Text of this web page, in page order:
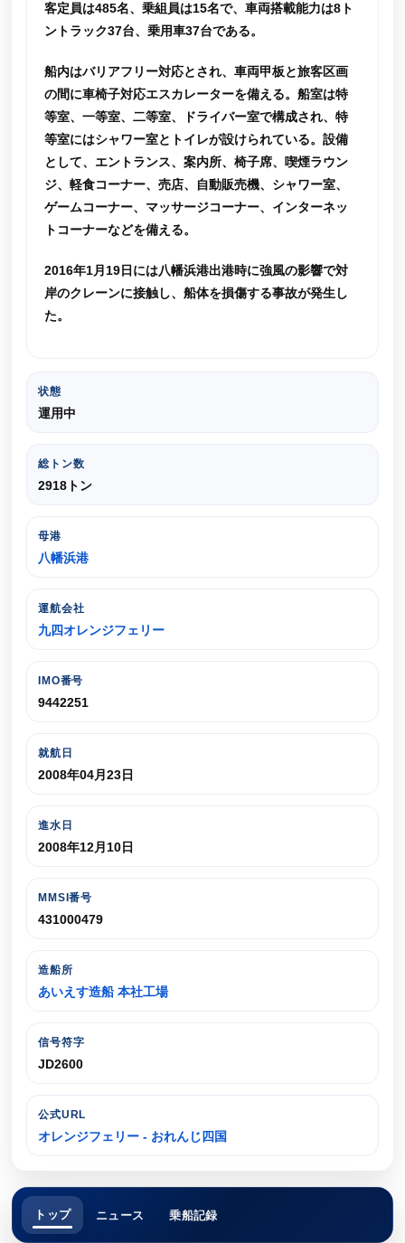
客定員は485名、乗組員は15名で、車両搭載能力は8ト
ントラック37台、乗用車37台である。
船内はバリアフリー対応とされ、車両甲板と旅客区画
の間に車椅子対応エスカレーターを備える。船室は特
等室、一等室、二等室、ドライバー室で構成され、特
等室にはシャワー室とトイレが設けられている。設備
として、エントランス、案内所、椅子席、喫煙ラウン
ジ、軽食コーナー、売店、自動販売機、シャワー室、
ゲームコーナー、マッサージコーナー、インターネッ
トコーナーなどを備える。
2016年1月19日には八幡浜港出港時に強風の影響で対
岸のクレーンに接触し、船体を損傷する事故が発生し
た。
状態
運用中
総トン数
2918トン
母港
八幡浜港
運航会社
九四オレンジフェリー
IMO番号
9442251
就航日
2008年04月23日
進水日
2008年12月10日
MMSI番号
431000479
造船所
あいえす造船 本社工場
信号符字
JD2600
公式URL
オレンジフェリー - おれんじ四国
トップ ニュース 乗船記録